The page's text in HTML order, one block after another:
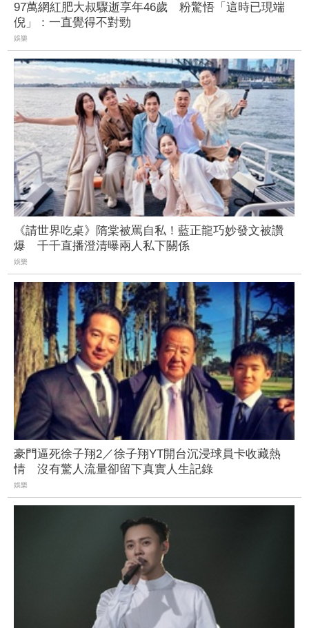
97萬網紅肥大叔驟逝享年46歲 粉驚悟「這時已現端
倪」：一直覺得不對勁
娛樂
《請世界吃桌》隋棠被罵自私！藍正龍巧妙發文被讚
爆 千千直播澄清曝兩人私下關係
娛樂
豪門逼死徐子翔2／徐子翔YT開台沉浸球員卡收藏熱
情 沒有驚人流量卻留下真實人生記錄
娛樂